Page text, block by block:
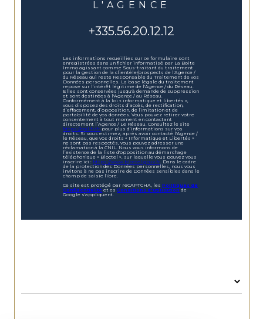
L'AGENCE
+335.56.20.12.12
Les informations recueillies sur ce formulaire sont
enregistrées dans un fichier informatisé par La Boite
Immo agissant comme Sous-traitant du traitement
pour la gestion de la clientèle/prospects de l'Agence /
du Réseau qui reste Responsable du Traitement de vos
Données personnelles. La base légale du traitement
repose sur l'intérêt légitime de l'Agence / du Réseau.
Elles sont conservées jusqu'à demande de suppression
et sont destinées à l'Agence / au Réseau.
Conformément à la loi « informatique et libertés »,
vous disposez des droits d’accès, de rectification,
d’effacement, d’opposition, de limitation et de
portabilité de vos données. Vous pouvez retirer votre
consentement à tout moment en contactant
directement l’Agence / Le Réseau. Consultez le site
https://cnil.fr/fr pour plus d’informations sur vos
droits. Si vous estimez, après avoir contacté l'Agence /
le Réseau, que vos droits « Informatique et Libertés »
ne sont pas respectés, vous pouvez adresser une
réclamation à la CNIL. Nous vous informons de
l’existence de la liste d'opposition au démarchage
téléphonique « Bloctel », sur laquelle vous pouvez vous
inscrire ici : https://www.bloctel.gouv.fr . Dans le cadre
de la protection des Données personnelles, nous vous
invitons à ne pas inscrire de Données sensibles dans le
champ de saisie libre.
Ce site est protégé par reCAPTCHA, lesPolitiques de
Confidentialité et esConditions d'utilisationde
Google s'appliquent.